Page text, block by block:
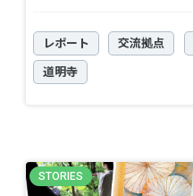
レポート 交流拠点
道明寺